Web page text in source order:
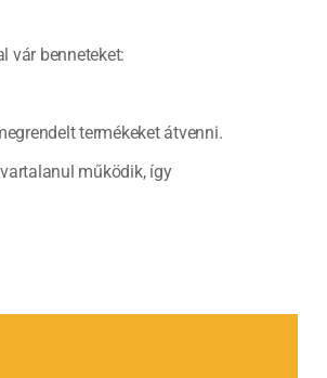
vár benneteket:
termékeket átvenni.
működik, így